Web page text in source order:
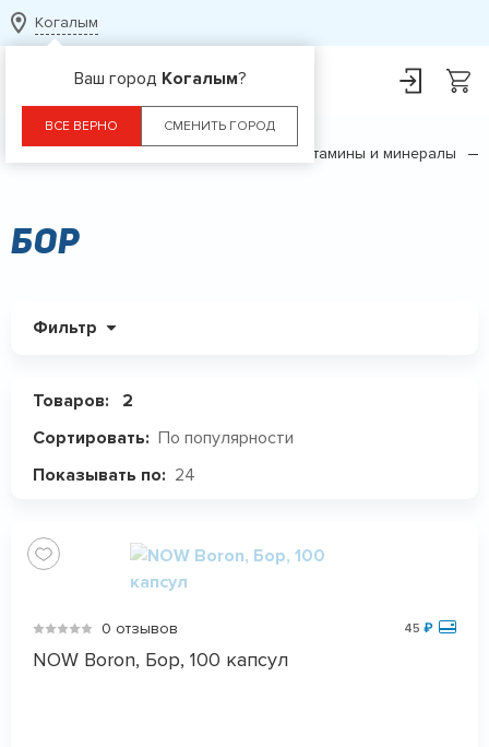
Когалым
Ваш город Когалым?
ВСЕ ВЕРНО СМЕНИТЬ ГОРОД
Витамины и минералы
Бор
Фильтр
Товаров:
2
Сортировать: По популярности
Показывать по: 24
0 отзывов 45 ₽
NOW Boron, Бор, 100 капсул